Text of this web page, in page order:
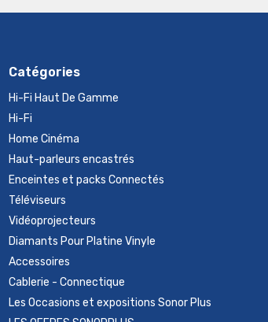
Catégories
Hi-Fi Haut De Gamme
Hi-Fi
Home Cinéma
Haut-parleurs encastrés
Enceintes et packs Connectés
Téléviseurs
Vidéoprojecteurs
Diamants Pour Platine Vinyle
Accessoires
Cablerie - Connectique
Les Occasions et expositions Sonor Plus